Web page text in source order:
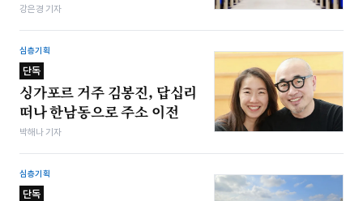
강은경 기자
심층기획
단독
싱가포르 거주 김봉진, 답십리
떠나 한남동으로 주소 이전
박해나 기자
심층기획
단독